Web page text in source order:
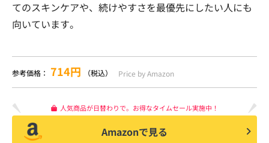
てのスキンケアや、続けやすさを最優先にしたい人にも
向いています。
参考価格： 714円 （税込） Price by Amazon
人気商品が日替わりで。お得なタイムセール実施中！
Amazonで見る